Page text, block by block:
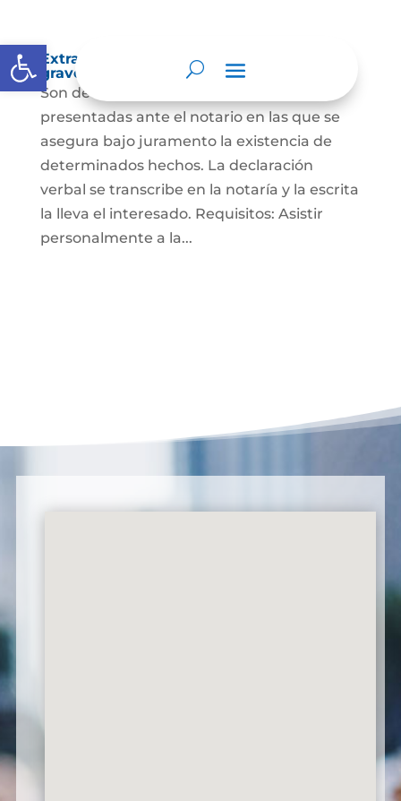
Abrir barra de herramientas
Extra-proceso o declaración bajo la
gravedad de juramento
Son declaraciones verbales o escritas
presentadas ante el notario en las que se
asegura bajo juramento la existencia de
determinados hechos. La declaración
verbal se transcribe en la notaría y la escrita
la lleva el interesado. Requisitos: Asistir
personalmente a la...